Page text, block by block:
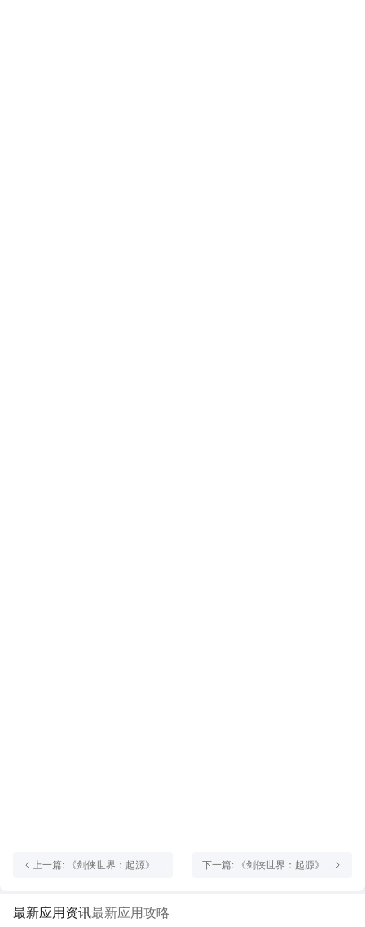
上一篇: 《剑侠世界：起源》
下一篇: 《剑侠世界：起源》
最新应用资讯最新应用攻略